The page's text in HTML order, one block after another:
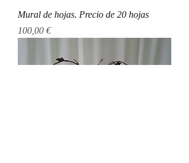
Mural de hojas. Precio de 20 hojas
Precio
100,00 €